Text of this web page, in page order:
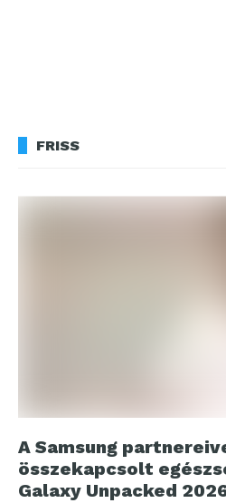
FRISS
A Samsung
összekapcsolt
Galaxy Unpacked